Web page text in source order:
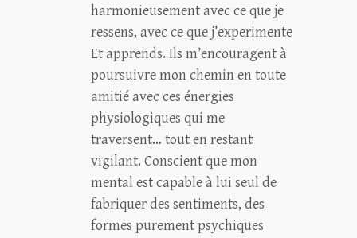
harmonieusement avec ce que je
ressens, avec ce que j’experimente
Et apprends. Ils m’encouragent à
poursuivre mon chemin en toute
amitié avec ces énergies
physiologiques qui me
traversent… tout en restant
vigilant. Conscient que mon
mental est capable à lui seul de
fabriquer des sentiments, des
formes purement psychiques